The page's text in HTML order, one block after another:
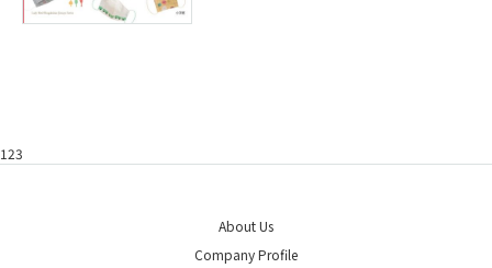
123
About Us
Company Profile